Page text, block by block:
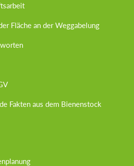
Fläche an der Weggabelung
Fakten aus dem Bienenstock